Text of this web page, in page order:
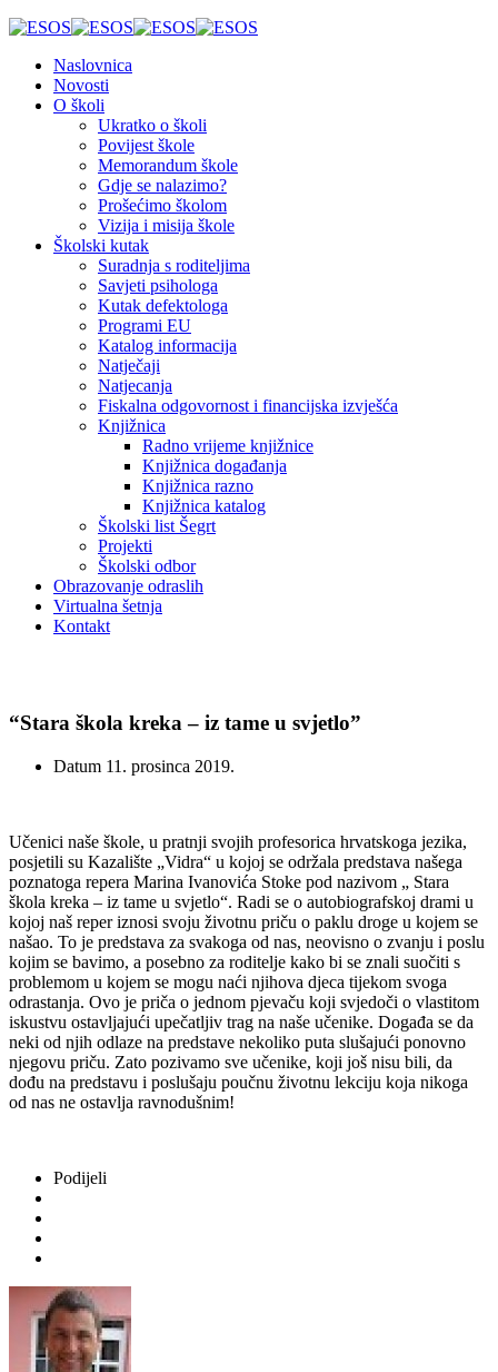
Naslovnica
Novosti
O školi
Ukratko o školi
Povijest škole
Memorandum škole
Gdje se nalazimo?
Prošećimo školom
Vizija i misija škole
Školski kutak
Suradnja s roditeljima
Savjeti psihologa
Kutak defektologa
Programi EU
Katalog informacija
Natječaji
Natjecanja
Fiskalna odgovornost i financijska izvješća
Knjižnica
Radno vrijeme knjižnice
Knjižnica događanja
Knjižnica razno
Knjižnica katalog
Školski list Šegrt
Projekti
Školski odbor
Obrazovanje odraslih
Virtualna šetnja
Kontakt
“Stara škola kreka – iz tame u svjetlo”
Datum 11. prosinca 2019.
Učenici naše škole, u pratnji svojih profesorica hrvatskoga jezika,
posjetili su Kazalište „Vidra“ u kojoj se održala predstava našega
poznatoga repera Marina Ivanovića Stoke pod nazivom „ Stara
škola kreka – iz tame u svjetlo“. Radi se o autobiografskoj drami u
kojoj naš reper iznosi svoju životnu priču o paklu droge u kojem se
našao. To je predstava za svakoga od nas, neovisno o zvanju i poslu
kojim se bavimo, a posebno za roditelje kako bi se znali suočiti s
problemom u kojem se mogu naći njihova djeca tijekom svoga
odrastanja. Ovo je priča o jednom pjevaču koji svjedoči o vlastitom
iskustvu ostavljajući upečatljiv trag na naše učenike. Događa se da
neki od njih odlaze na predstave nekoliko puta slušajući ponovno
njegovu priču. Zato pozivamo sve učenike, koji još nisu bili, da
dođu na predstavu i poslušaju poučnu životnu lekciju koja nikoga
od nas ne ostavlja ravnodušnim!
Podijeli